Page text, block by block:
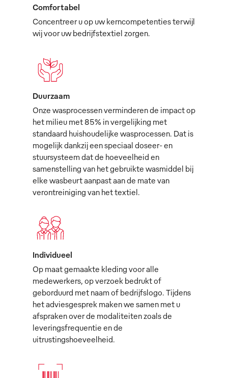
Comfortabel
Concentreer u op uw kerncompetenties terwijl
wij voor uw bedrijfstextiel zorgen.
Duurzaam
Onze wasprocessen verminderen de impact op
het milieu met 85% in vergelijking met
standaard huishoudelijke wasprocessen. Dat is
mogelijk dankzij een speciaal doseer- en
stuursysteem dat de hoeveelheid en
samenstelling van het gebruikte wasmiddel bij
elke wasbeurt aanpast aan de mate van
verontreiniging van het textiel.
Individueel
Op maat gemaakte kleding voor alle
medewerkers, op verzoek bedrukt of
geborduurd met naam of bedrijfslogo. Tijdens
het adviesgesprek maken we samen met u
afspraken over de modaliteiten zoals de
leveringsfrequentie en de
uitrustingshoeveelheid.